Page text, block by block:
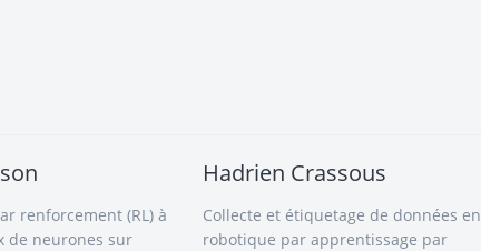
renforcement (RL) à
de neurones sur
Hadrien Crassous
Collecte et étiquetage de données en
robotique par apprentissage par